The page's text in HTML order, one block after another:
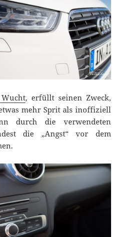
, erfüllt seinen Zweck,
mehr Sprit als inoffiziell
durch die verwendeten
die „Angst“ vor dem